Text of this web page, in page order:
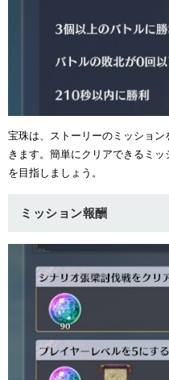
宝珠は、ストーリーのミッショ
きます。簡単にクリアできるミ
を目指しましょう。
ミッション報酬